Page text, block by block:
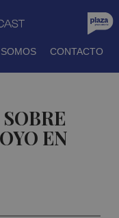
CONTACTO
EN